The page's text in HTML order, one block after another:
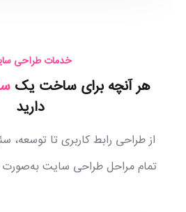
خدمات طراحی
هر آنچه برای ساخت یک
دارید
از طراحی رابط کاربری تا توسعه،
تمام مراحل طراحی سایت